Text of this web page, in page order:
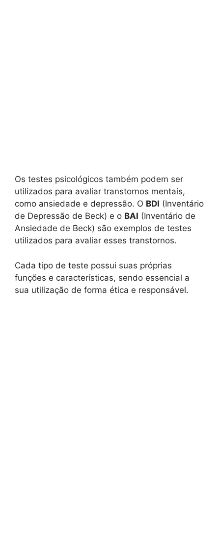
Os testes psicológicos também podem ser
utilizados para avaliar transtornos mentais,
como ansiedade e depressão. O BDI (Inventário
de Depressão de Beck) e o BAI (Inventário de
Ansiedade de Beck) são exemplos de testes
utilizados para avaliar esses transtornos.
Cada tipo de teste possui suas próprias
funções e características, sendo essencial a
sua utilização de forma ética e responsável.